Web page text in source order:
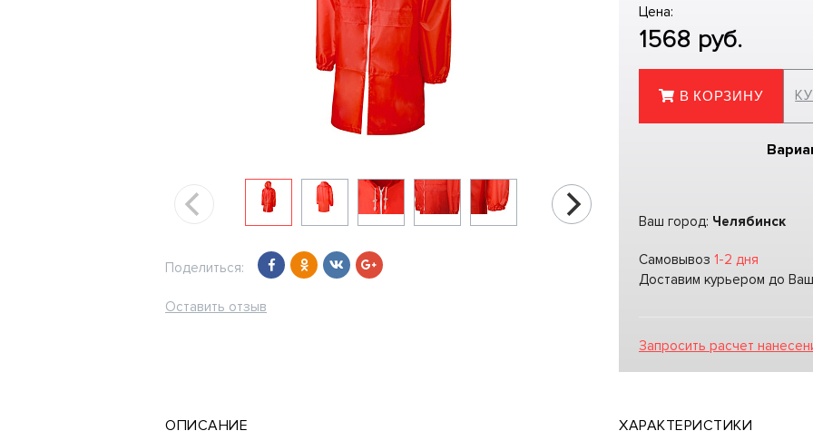
Поделиться:
Оставить отзыв
Цена:
1568 руб.
В КОРЗИНУ
Ваш город: Челябинск
Самовывоз 1-2 дня
Доставим курьером до
Запросить расчет
ОПИСАНИЕ ХАРАКТЕРИСТИКИ